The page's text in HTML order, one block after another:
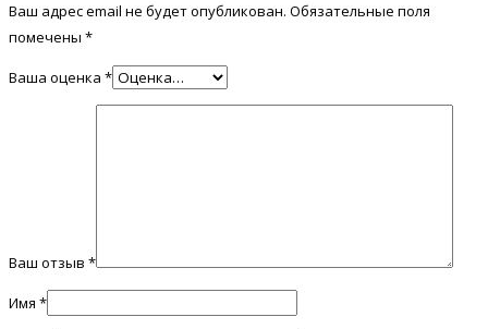
Ваш адрес email не будет опубликован. Обязательные поля
помечены *
Ваша оценка *
Ваш отзыв *
Имя *